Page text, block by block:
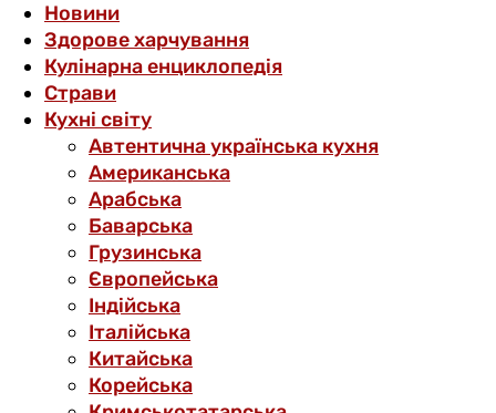
Новини
Здорове харчування
Кулінарна енциклопедія
Страви
Кухні світу
Автентична українська кухня
Американська
Арабська
Баварська
Грузинська
Європейська
Індійська
Італійська
Китайська
Корейська